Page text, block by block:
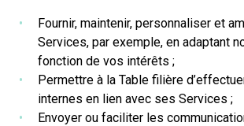
Fournir, maintenir, personnaliser et
Services, par exemple, en adaptant
fonction de vos intérêts ;
Permettre à la Table filière
internes en lien avec ses Services ;
Envoyer ou faciliter les